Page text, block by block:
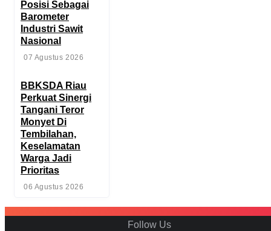
Posisi Sebagai
Barometer
Industri Sawit
Nasional
07 Agustus 2026
BBKSDA Riau
Perkuat Sinergi
Tangani Teror
Monyet Di
Tembilahan,
Keselamatan
Warga Jadi
Prioritas
06 Agustus 2026
Follow Us